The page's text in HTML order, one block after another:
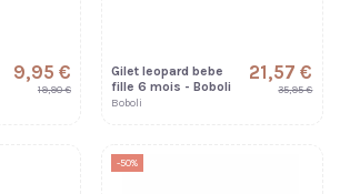
9,95 €
19,90 €
Gilet leopard bebe
fille 6 mois - Boboli
Boboli
21,57 €
35,95 €
-50%